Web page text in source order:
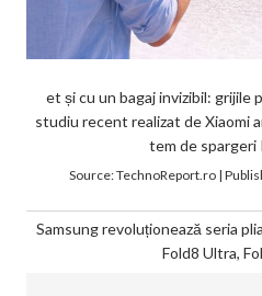
et și cu un bagaj invizibil: grijile
studiu recent realizat de Xiaomi
tem de spargeri
Source:TechnoReport.ro|
Samsung revoluționează seria
Fold8 Ultra,